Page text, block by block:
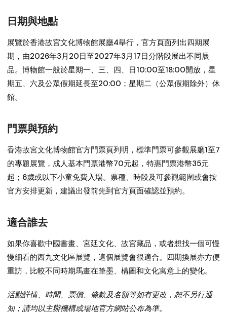
日期與地點
展覽於香港故宮文化博物館展廳4舉行，官方頁面列出四期展
期，由2026年3月20日至2027年3月17日分階段展出不同展
品。博物館一般於星期一、三、四、日10:00至18:00開放，星
期五、六及公眾假期延長至20:00；星期二（公眾假期除外）休
館。
門票與預約
香港故宮文化博物館官方門票頁列明，標準門票可參觀展廳1至7
的專題展覽，成人基本門票港幣70元起，特惠門票港幣35元
起；6歲或以下小童免費入場。票種、時段及可參觀範圍或會按
官方安排更新，建議出發前先到官方頁面確認並預約。
適合誰去
如果你喜歡中國書畫、宮廷文化、故宮藏品，或者想找一個可慢
慢細看的西九文化區展覽，這個展覽會很適合。四期換展亦方便
重訪，比較不同時期馬畫在筆墨、構圖和文化寓意上的變化。
活動詳情、時間、票價、條款及名額等如有更改，恕不另行通
知；請均以主辦機構或場地官方網站公布為準。